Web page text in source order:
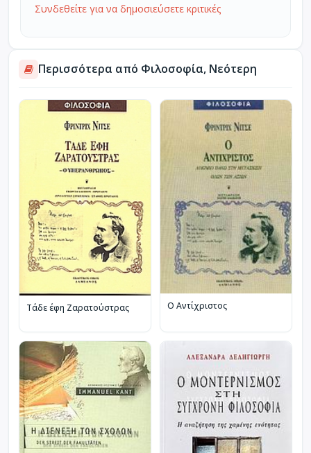
Συνδεθείτε για να δημοσιεύσετε κριτικές
Περισσότερα από Φιλοσοφία, Νεότερη
Τάδε έφη Ζαρατούστρας Ο Αντίχριστος